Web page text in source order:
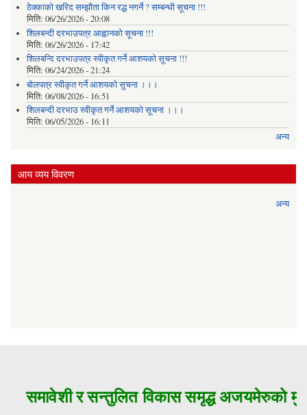
ठेक्काको खरिद सम्झौता किन रद्ध नगर्ने ? सम्बन्धी सूचना !!!
मिति: 06/26/2026 - 20:08
शिलबन्दी दरभाउपत्र आह्वानको सूचना !!!
मिति: 06/26/2026 - 17:42
शिलबन्दि दरभाउपत्र स्वीकृत गर्ने आशयकाे सूचना !!!
मिति: 06/24/2026 - 21:24
बोलपत्र स्वीकृत गर्ने आशयको सुचना ।।।
मिति: 06/08/2026 - 16:51
शिलबन्दी दरभाउ स्वीकृत गर्ने आशयको सूचना ।।।
मिति: 06/05/2026 - 16:11
अन्य
आय व्यय विवरण
अन्य
समावेशी र सन्तुलित विकास समृद्ध अजयमेरुको